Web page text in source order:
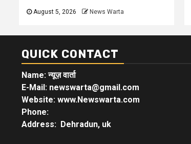
August 5, 2026 News Warta
QUICK CONTACT
Name: न्यूज़ वार्ता
E-Mail: newswarta@gmail.com
Website: www.Newswarta.com
Phone:
Address: Dehradun, uk